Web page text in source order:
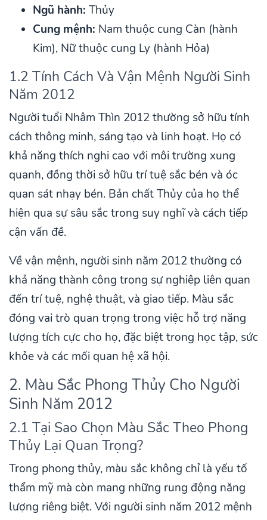
Ngũ hành: Thủy
Cung mệnh: Nam thuộc cung Càn (hành
Kim), Nữ thuộc cung Ly (hành Hỏa)
1.2 Tính Cách Và Vận Mệnh Người Sinh
Năm 2012
Người tuổi Nhâm Thìn 2012 thường sở hữu tính
cách thông minh, sáng tạo và linh hoạt. Họ có
khả năng thích nghi cao với môi trường xung
quanh, đồng thời sở hữu trí tuệ sắc bén và óc
quan sát nhạy bén. Bản chất Thủy của họ thể
hiện qua sự sâu sắc trong suy nghĩ và cách tiếp
cận vấn đề.
Về vận mệnh, người sinh năm 2012 thường có
khả năng thành công trong sự nghiệp liên quan
đến trí tuệ, nghệ thuật, và giao tiếp. Màu sắc
đóng vai trò quan trọng trong việc hỗ trợ năng
lượng tích cực cho họ, đặc biệt trong học tập, sức
khỏe và các mối quan hệ xã hội.
2. Màu Sắc Phong Thủy Cho Người
Sinh Năm 2012
2.1 Tại Sao Chọn Màu Sắc Theo Phong
Thủy Lại Quan Trọng?
Trong phong thủy, màu sắc không chỉ là yếu tố
thẩm mỹ mà còn mang những rung động năng
lượng riêng biệt. Với người sinh năm 2012 mệnh